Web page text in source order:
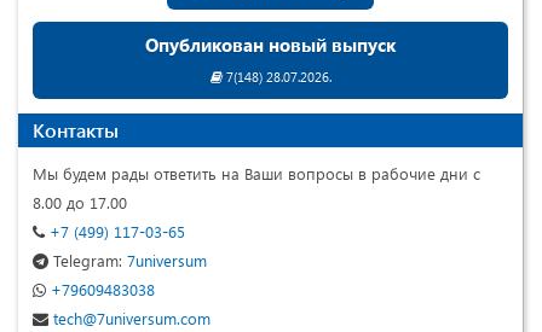
Опубликован новый выпуск
7(148) 28.07.2026.
Контакты
Мы будем рады ответить на Ваши вопросы в рабочие дни с
8.00 до 17.00
+7 (499) 117-03-65
Telegram: 7universum
+79609483038
tech@7universum.com